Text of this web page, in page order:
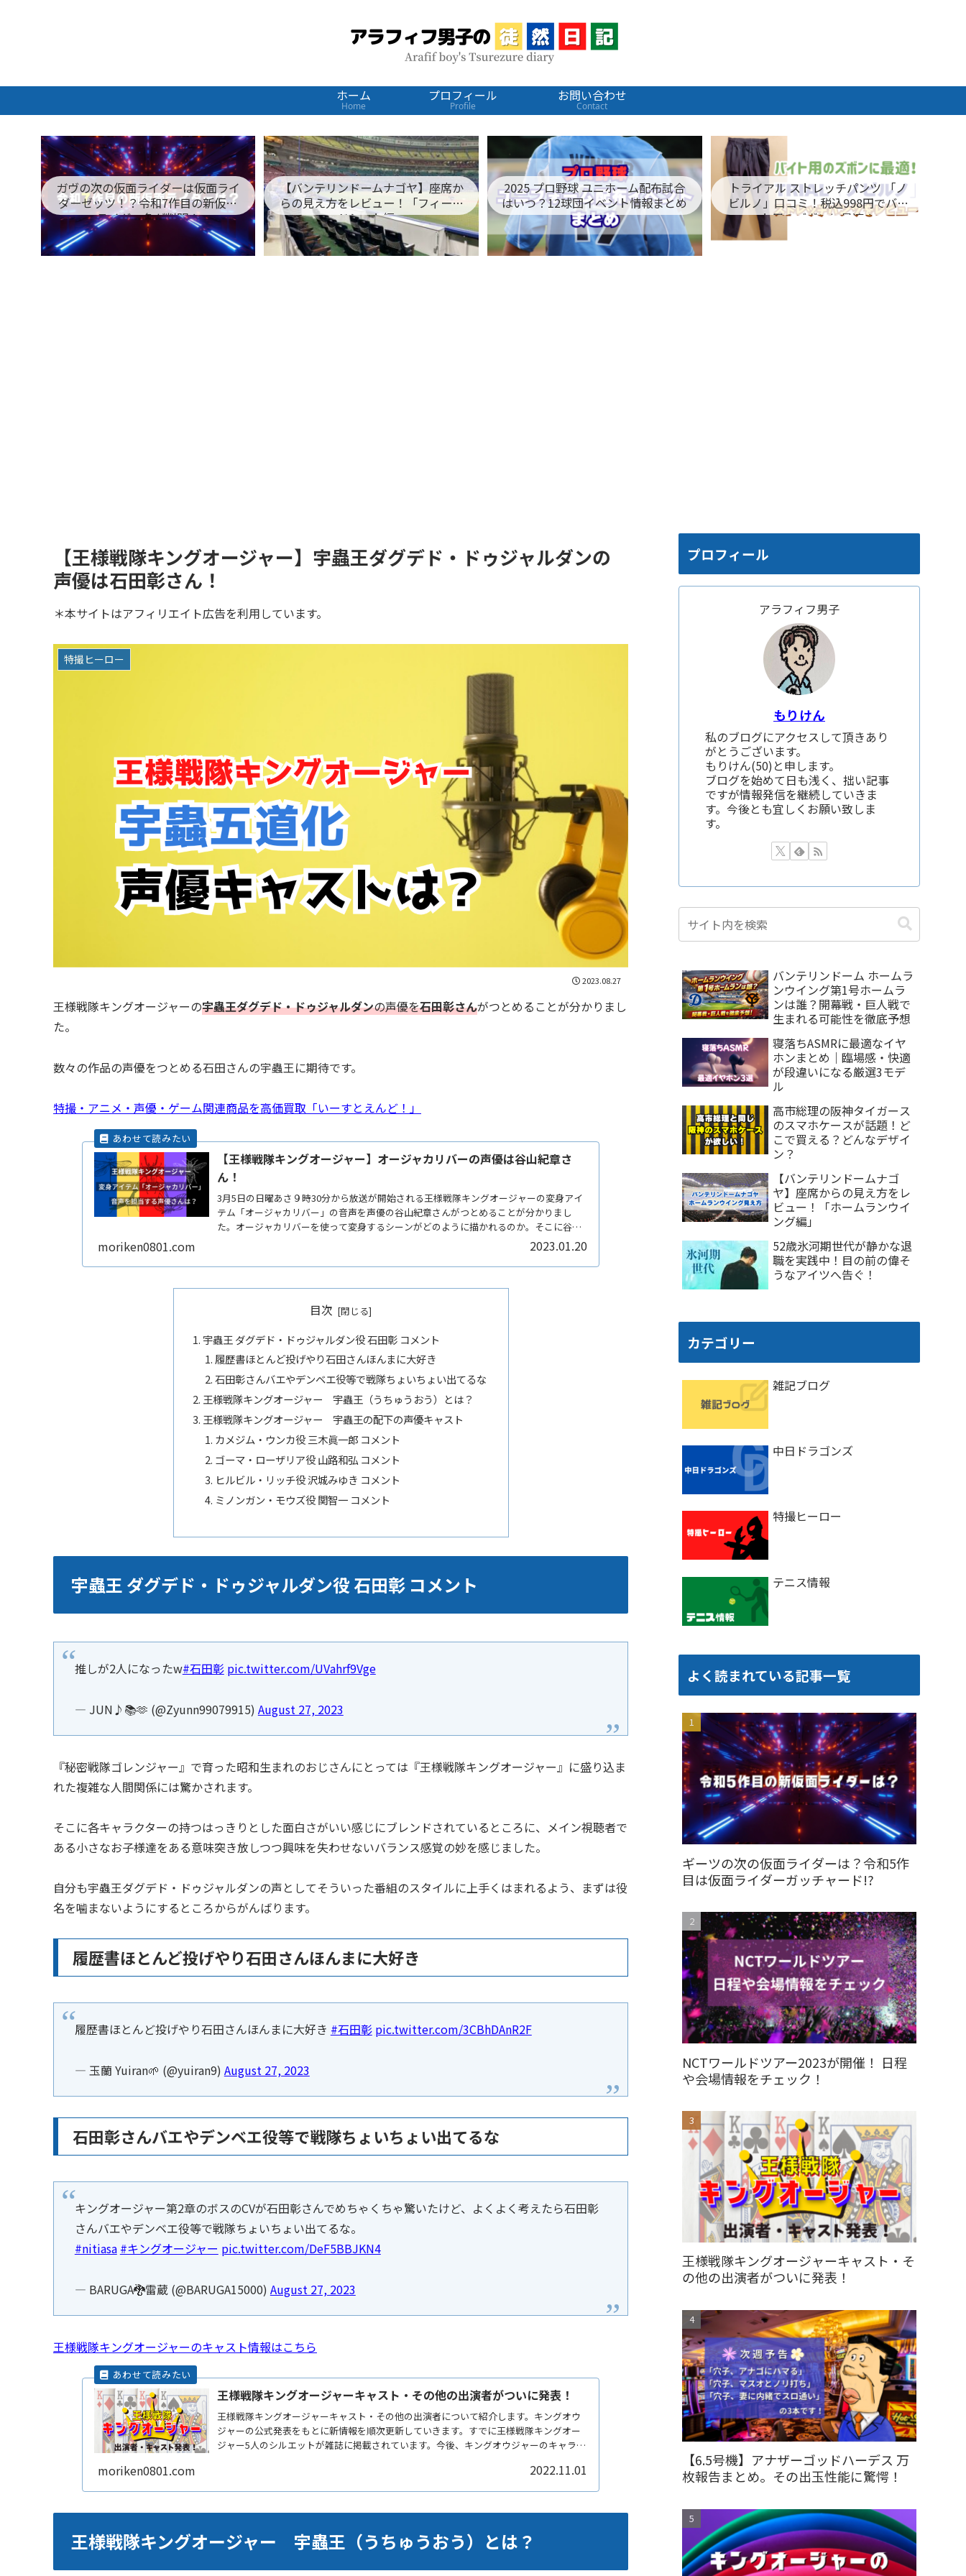
ホーム
Home
プロフィール
Profile
お問い合わせ
Contact
ガヴの次の仮面ライダーは仮面ライ
ダーゼッツ！？令和7作目の新仮面
ライダー名が判明！
【バンテリンドームナゴヤ】座席か
らの見え方をレビュー！「フィール
ドシート編」
2025 プロ野球 ユニホーム配布試合
はいつ？12球団イベント情報まとめ
トライアル ストレッチパンツ 「ノ
ビルノ」口コミ！税込998円でバイ
ト用のズボンに最適！
【王様戦隊キングオージャー】宇蟲王ダグデド・ドゥジャルダンの
声優は石田彰さん！
＊本サイトはアフィリエイト広告を利用しています。
特撮ヒーロー
2023.08.27
王様戦隊キングオージャーの宇蟲王ダグデド・ドゥジャルダンの声優を石田彰さんがつとめることが分かりまし
た。
数々の作品の声優をつとめる石田さんの宇蟲王に期待です。
特撮・アニメ・声優・ゲーム関連商品を高価買取「いーすとえんど！」
【王様戦隊キングオージャー】オージャカリバーの声優は谷山紀章さ
ん！
3月5日の日曜あさ９時30分から放送が開始される王様戦隊キングオージャーの変身アイ
テム「オージャカリバー」の音声を声優の谷山紀章さんがつとめることが分かりまし
た。オージャカリバーを使って変身するシーンがどのように描かれるのか。そこに谷山
moriken0801.com 2023.01.20
目次
宇蟲王 ダグデド・ドゥジャルダン役 石田彰 コメント
履歴書ほとんど投げやり石田さんほんまに大好き
石田彰さんバエやデンベエ役等で戦隊ちょいちょい出てるな
王様戦隊キングオージャー 宇蟲王（うちゅうおう）とは？
王様戦隊キングオージャー 宇蟲王の配下の声優キャスト
カメジム・ウンカ役 三木眞一郎 コメント
ゴーマ・ローザリア役 山路和弘 コメント
ヒルビル・リッチ役 沢城みゆき コメント
ミノンガン・モウズ役 関智一 コメント
宇蟲王 ダグデド・ドゥジャルダン役 石田彰 コメント
推しが2人になったw#石田彰 pic.twitter.com/UVahrf9Vge
— JUN♪📚🫶 (@Zyunn99079915) August 27, 2023
『秘密戦隊ゴレンジャー』で育った昭和生まれのおじさんにとっては『王様戦隊キングオージャー』に盛り込ま
れた複雑な人間関係には驚かされます。
そこに各キャラクターの持つはっきりとした面白さがいい感じにブレンドされているところに、メイン視聴者で
ある小さなお子様達をある意味突き放しつつ興味を失わせないバランス感覚の妙を感じました。
自分も宇蟲王ダグデド・ドゥジャルダンの声としてそういった番組のスタイルに上手くはまれるよう、まずは役
名を噛まないようにするところからがんばります。
履歴書ほとんど投げやり石田さんほんまに大好き
履歴書ほとんど投げやり石田さんほんまに大好き #石田彰 pic.twitter.com/3CBhDAnR2F
— 玉蘭 Yuiran🌱 (@yuiran9) August 27, 2023
石田彰さんバエやデンベエ役等で戦隊ちょいちょい出てるな
キングオージャー第2章のボスのCVが石田彰さんでめちゃくちゃ驚いたけど、よくよく考えたら石田彰
さんバエやデンベエ役等で戦隊ちょいちょい出てるな。
#nitiasa #キングオージャー pic.twitter.com/DeF5BBJKN4
— BARUGA🐉雷蔵 (@BARUGA15000) August 27, 2023
王様戦隊キングオージャーのキャスト情報はこちら
王様戦隊キングオージャーキャスト・その他の出演者がついに発表！
王様戦隊キングオージャーキャスト・その他の出演者について紹介します。キングオウ
ジャーの公式発表をもとに新情報を順次更新していきます。すでに王様戦隊キングオー
ジャー5人のシルエットが雑誌に掲載されています。今後、キングオウジャーのキャラク
moriken0801.com 2022.11.01
王様戦隊キングオージャー 宇蟲王（うちゅうおう）とは？
プロフィール
アラフィフ男子
もりけん
私のブログにアクセスして頂きあり
がとうございます。
もりけん(50)と申します。
ブログを始めて日も浅く、拙い記事
ですが情報発信を継続していきま
す。今後とも宜しくお願い致しま
す。
バンテリンドーム ホームラ
ンウイング第1号ホームラ
ンは誰？開幕戦・巨人戦で
生まれる可能性を徹底予想
寝落ちASMRに最適なイヤ
ホンまとめ｜臨場感・快適
が段違いになる厳選3モデ
ル
高市総理の阪神タイガース
のスマホケースが話題！ど
こで買える？どんなデザイ
ン？
【バンテリンドームナゴ
ヤ】座席からの見え方をレ
ビュー！「ホームランウイ
ング編」
52歳氷河期世代が静かな退
職を実践中！目の前の偉そ
うなアイツへ告ぐ！
カテゴリー
雑記ブログ
中日ドラゴンズ
特撮ヒーロー
テニス情報
よく読まれている記事一覧
ギーツの次の仮面ライダーは？令和5作
目は仮面ライダーガッチャード!?
NCTワールドツアー2023が開催！ 日程
や会場情報をチェック！
王様戦隊キングオージャーキャスト・そ
の他の出演者がついに発表！
【6.5号機】アナザーゴッドハーデス 万
枚報告まとめ。その出玉性能に驚愕！